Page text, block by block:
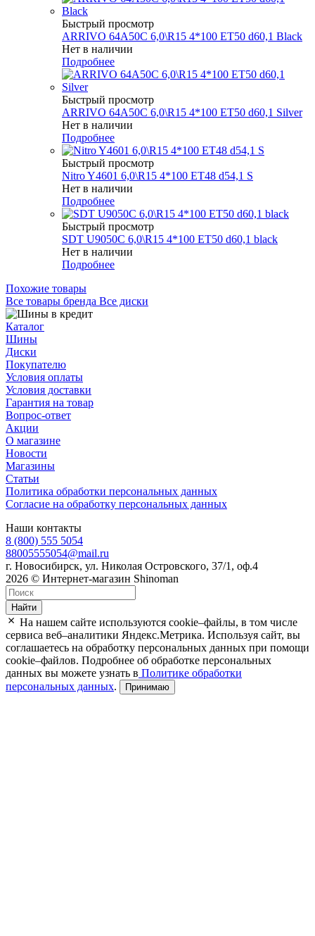
Быстрый просмотр
ARRIVO 64A50C 6,0\R15 4*100 ET50 d60,1 Black
Нет в наличии
Подробнее
Быстрый просмотр
ARRIVO 64A50C 6,0\R15 4*100 ET50 d60,1 Silver
Нет в наличии
Подробнее
Быстрый просмотр
Nitro Y4601 6,0\R15 4*100 ET48 d54,1 S
Нет в наличии
Подробнее
Быстрый просмотр
SDT U9050C 6,0\R15 4*100 ET50 d60,1 black
Нет в наличии
Подробнее
Похожие товары
Все товары бренда Все диски
Каталог
Шины
Диски
Покупателю
Условия оплаты
Условия доставки
Гарантия на товар
Вопрос-ответ
Акции
О магазине
Новости
Магазины
Статьи
Политика обработки персональных данных
Согласие на обработку персональных данных
Наши контакты
8 (800) 555 5054
88005555054@mail.ru
г. Новосибирск, ул. Николая Островского, 37/1, оф.4
2026 © Интернет-магазин Shinoman
Найти
На нашем сайте используются cookie–файлы, в том числе
сервиса веб–аналитики Яндекс.Метрика. Используя сайт, вы
соглашаетесь на обработку персональных данных при помощи
cookie–файлов. Подробнее об обработке персональных
данных вы можете узнать в Политике обработки
персональных данных. Принимаю